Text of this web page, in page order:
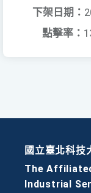
下架日期：
點擊率：
國立臺北科技
The
Industrial